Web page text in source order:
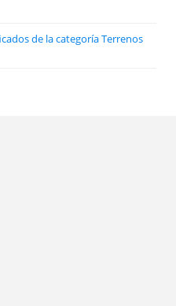
de la categoría Terrenos